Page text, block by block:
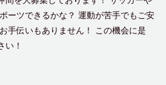
ーツできるかな？ 運動が苦手でもご安
手伝いもありません！ この機会に是
い！